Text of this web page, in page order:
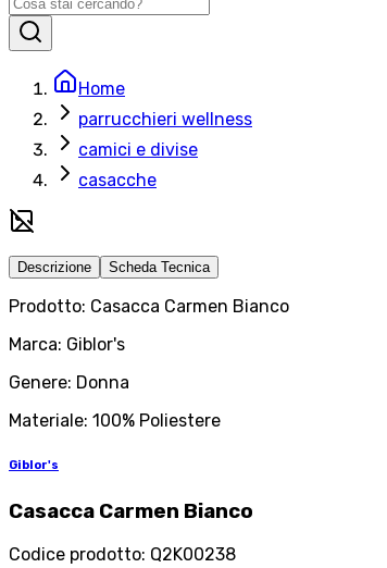
Home
parrucchieri wellness
camici e divise
casacche
Descrizione Scheda Tecnica
Prodotto: Casacca Carmen Bianco
Marca: Giblor's
Genere: Donna
Materiale: 100% Poliestere
Giblor's
Casacca Carmen Bianco
Codice prodotto: Q2K00238